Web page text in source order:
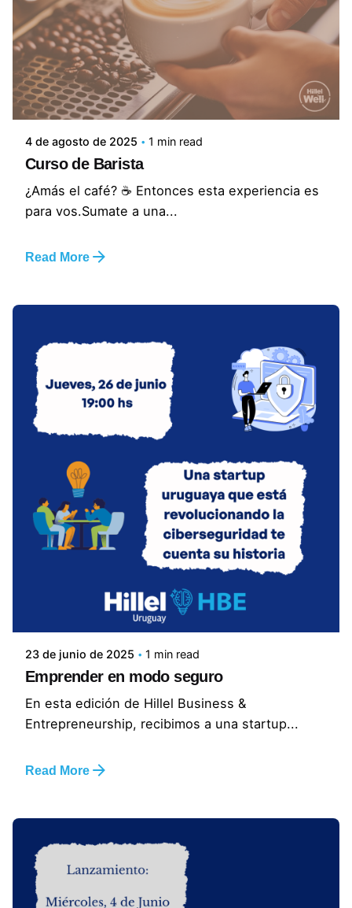
4 de agosto de 2025 1 min read
Curso de Barista
¿Amás el café? ☕ Entonces esta experiencia es
para vos.Sumate a una...
Read More
23 de junio de 2025 1 min read
Emprender en modo seguro
En esta edición de Hillel Business &
Entrepreneurship, recibimos a una startup...
Read More